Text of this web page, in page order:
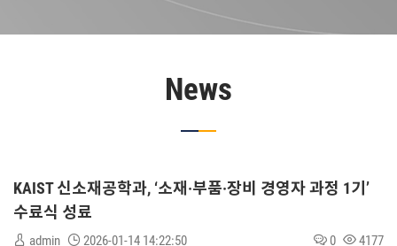
News
KAIST 신소재공학과, ‘소재·부품·장비 경영자 과정 1기’
수료식 성료
admin 2026-01-14 14:22:50 0 4177